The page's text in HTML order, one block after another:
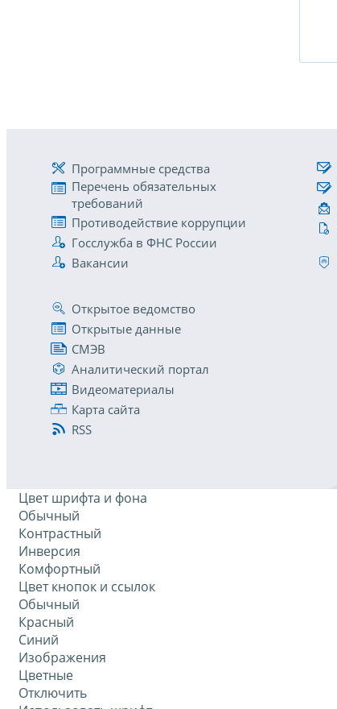
Программные средства
Перечень обязательных
требований
Противодействие коррупции
Госслужба в ФНС России
Вакансии
Открытое ведомство
Открытые данные
СМЭВ
Аналитический портал
Видеоматериалы
Карта сайта
RSS
Цвет шрифта и фона
Обычный
Контрастный
Инверсия
Комфортный
Цвет кнопок и ссылок
Обычный
Красный
Синий
Изображения
Цветные
Отключить